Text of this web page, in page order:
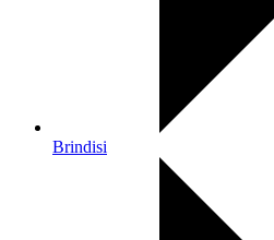
Brindisi